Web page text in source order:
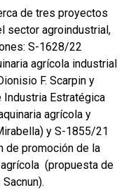
de tres proyectos
sector agroindustrial,
S-1628/22
agrícola industrial
F. Scarpin y
Estratégica
agrícola y
y S-1855/21
de promoción de la
(propuesta de